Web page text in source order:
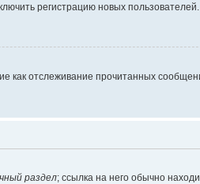
регистрацию новых
как отслеживание прочитанных
раздел; ссылка на него обычно